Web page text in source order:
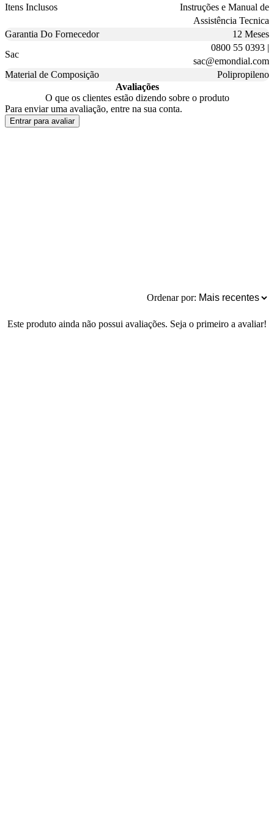
Itens Inclusos
Instruções e Manual de
Assistência Tecnica
Garantia Do Fornecedor
12 Meses
Sac
0800 55 0393 |
sac@emondial.com
Material de Composição
Polipropileno
Avaliações
O que os clientes estão dizendo sobre o produto
Para enviar uma avaliação, entre na sua conta.
Entrar para avaliar
Ordenar por:
Este produto ainda não possui avaliações. Seja o primeiro a avaliar!